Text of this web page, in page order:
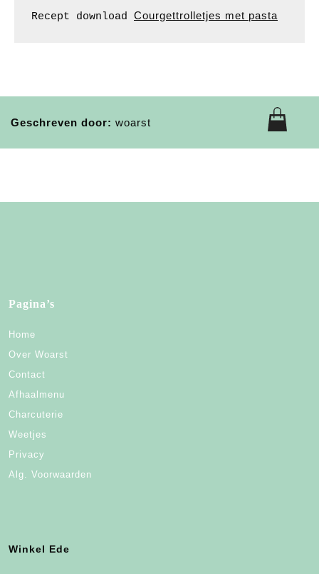
Recept download Courgettrolletjes met pasta
Geschreven door: woarst
Pagina’s
Home
Over Woarst
Contact
Afhaalmenu
Charcuterie
Weetjes
Privacy
Alg. Voorwaarden
Winkel Ede